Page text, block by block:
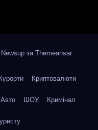
за Themeansar.
Криптовалюти
Авто ШОУ Кримінал